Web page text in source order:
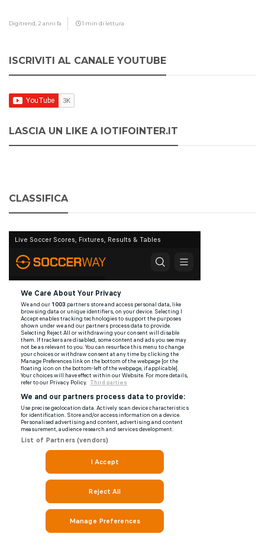
Digitrend, 2 anni fa 1 min di lettura
ISCRIVITI AL CANALE YOUTUBE
LASCIA UN LIKE A IOTIFOINTER.IT
CLASSIFICA